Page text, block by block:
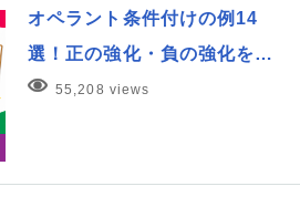
オペラント条件付けの例14
選！正の強化・負の強化を…
55,208 views